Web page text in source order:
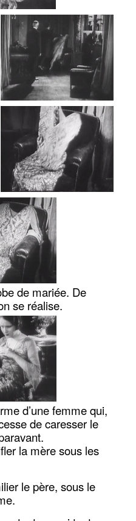
de mariée. De
se réalise.
d’une femme qui,
de caresser le
la mère sous les
le père, sous le